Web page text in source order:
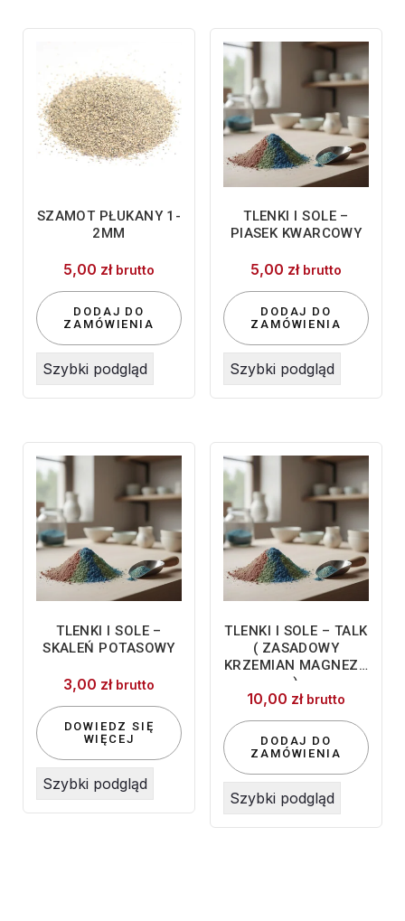
SZAMOT PŁUKANY 1-
2MM
5,00 zł brutto
DODAJ DO
ZAMÓWIENIA
Szybki podgląd
TLENKI I SOLE –
PIASEK KWARCOWY
5,00 zł brutto
DODAJ DO
ZAMÓWIENIA
Szybki podgląd
TLENKI I SOLE –
SKALEŃ POTASOWY
3,00 zł brutto
DOWIEDZ SIĘ
WIĘCEJ
Szybki podgląd
TLENKI I SOLE – TALK
( ZASADOWY
KRZEMIAN MAGNEZU
)
10,00 zł brutto
DODAJ DO
ZAMÓWIENIA
Szybki podgląd